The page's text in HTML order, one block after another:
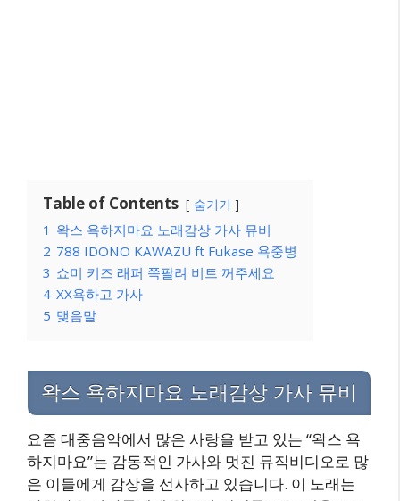
Table of Contents 숨기기
1 왁스 욕하지마요 노래감상 가사 뮤비
2 788 IDONO KAWAZU ft Fukase 욕중병
3 쇼미 키즈 래퍼 쪽팔려 비트 꺼주세요
4 XX욕하고 가사
5 맺음말
왁스 욕하지마요 노래감상 가사 뮤비
요즘 대중음악에서 많은 사랑을 받고 있는 “왁스 욕
하지마요”는 감동적인 가사와 멋진 뮤직비디오로 많
은 이들에게 감상을 선사하고 있습니다. 이 노래는